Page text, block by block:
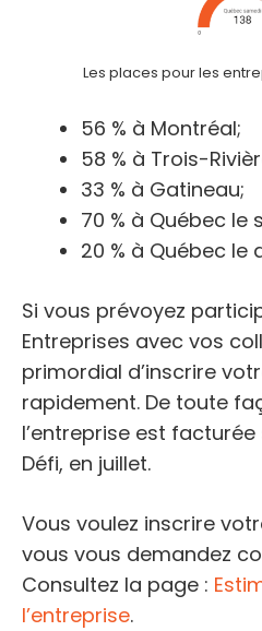
Les places pour les
56 % à Montréal;
58 % à Trois-
33 % à Gatineau;
70 % à Québec le
20 % à Québec le
Si vous prévoyez
Entreprises avec vos
primordial d’inscrire
rapidement. De toute
l’entreprise est
Défi, en juillet.
Vous voulez inscrire
vous vous demandez
Consultez la page :
l’entreprise.